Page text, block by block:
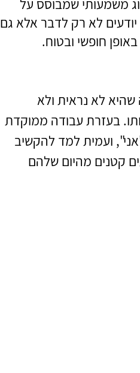
משמעותי שמבוסס על
לא רק לדבר אלא גם
חופשי ובטוח.
שהיא לא נראית ולא
בעזרת עבודה ממוקדת
ועמית למד להקשיב
קטנים מהיום שלהם